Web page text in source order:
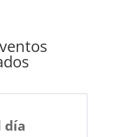
día